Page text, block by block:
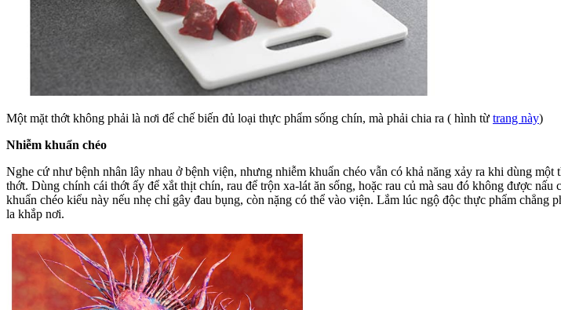
Một mặt thớt không phải là nơi để chế biến đủ loại thực phẩm sống chín, mà phải chia ra ( hình từ trang này)
Nhiễm khuẩn chéo
Nghe cứ như bệnh nhân lây nhau ở bệnh viện, nhưng nhiễm khuẩn chéo vẫn có khả năng xảy ra khi dùng
thớt. Dùng chính cái thớt ấy để xắt thịt chín, rau để trộn xa-lát ăn sống, hoặc rau củ mà sau đó không được
khuẩn chéo kiểu này nếu nhẹ chỉ gây đau bụng, còn nặng có thể vào viện. Lắm lúc ngộ độc thực phẩm
la khắp nơi.